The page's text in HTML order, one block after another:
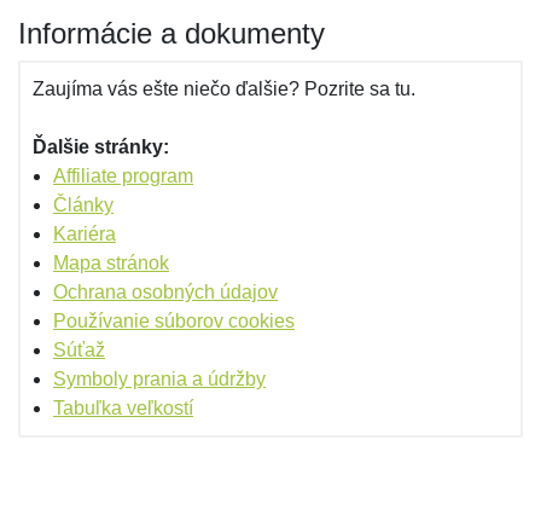
Informácie a dokumenty
Zaujíma vás ešte niečo ďalšie? Pozrite sa tu.
Ďalšie stránky:
Affiliate program
Články
Kariéra
Mapa stránok
Ochrana osobných údajov
Používanie súborov cookies
Súťaž
Symboly prania a údržby
Tabuľka veľkostí